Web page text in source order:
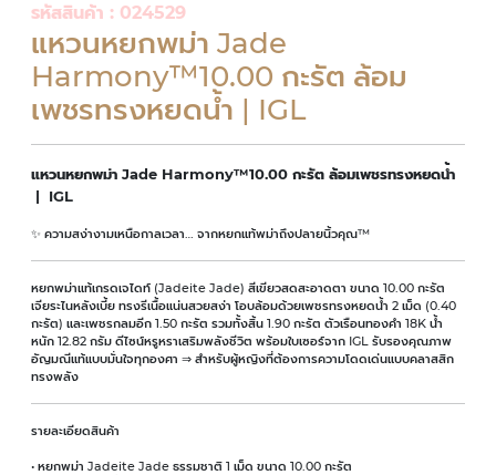
รหัสสินค้า : 024529
แหวนหยกพม่า Jade
Harmony™10.00 กะรัต ล้อม
เพชรทรงหยดน้ำ | IGL
แหวนหยกพม่า Jade Harmony™10.00 กะรัต ล้อมเพชรทรงหยดน้ำ
| IGL
✨ ความสง่างามเหนือกาลเวลา… จากหยกแท้พม่าถึงปลายนิ้วคุณ™
หยกพม่าแท้เกรดเจไดท์ (Jadeite Jade) สีเขียวสดสะอาดตา ขนาด 10.00 กะรัต
เจียระไนหลังเบี้ย ทรงรีเนื้อแน่นสวยสง่า โอบล้อมด้วยเพชรทรงหยดน้ำ 2 เม็ด (0.40
กะรัต) และเพชรกลมอีก 1.50 กะรัต รวมทั้งสิ้น 1.90 กะรัต ตัวเรือนทองคำ 18K น้ำ
หนัก 12.82 กรัม ดีไซน์หรูหราเสริมพลังชีวิต พร้อมใบเซอร์จาก IGL รับรองคุณภาพ
อัญมณีแท้แบบมั่นใจทุกองศา ⇒ สำหรับผู้หญิงที่ต้องการความโดดเด่นแบบคลาสสิก
ทรงพลัง
รายละเอียดสินค้า
• หยกพม่า Jadeite Jade ธรรมชาติ 1 เม็ด ขนาด 10.00 กะรัต